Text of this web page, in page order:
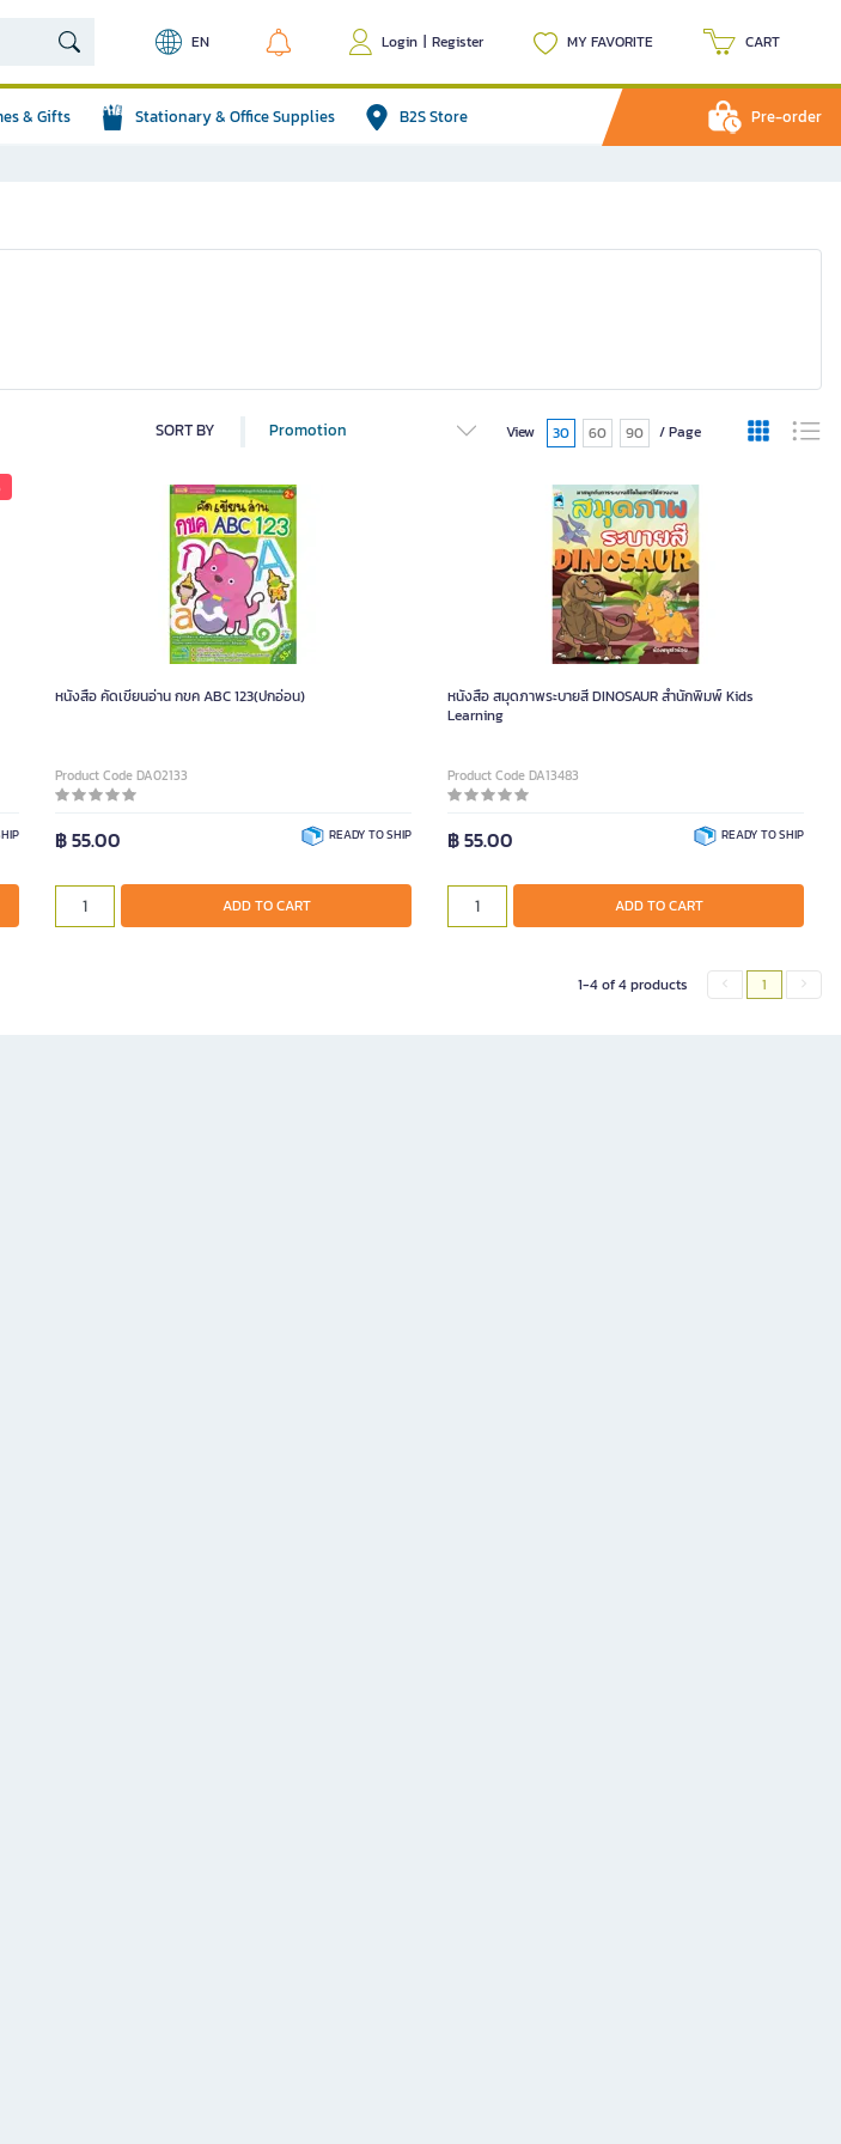
EN Login | Register MY FAVORITE CART
& Gifts Stationary & Office Supplies B2S Store Pre-order
SORT BY Promotion View 30 60 90 / Page
หนังสือ คัดเขียนอ่าน กขค ABC 123(ปกอ่อน)
Product Code DA02133
฿ 55.00 READY TO SHIP
ADD TO CART
หนังสือ สมุดภาพระบายสี DINOSAUR สำนักพิมพ์ Kids
Learning
Product Code DA13483
฿ 55.00 READY TO SHIP
ADD TO CART
1-4 of 4 products 1